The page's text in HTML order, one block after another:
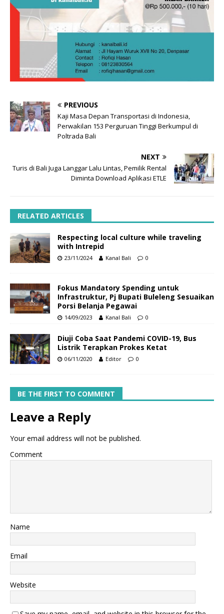
PREVIOUS
Kaji Masa Depan Transportasi di Indonesia,
Perwakilan 153 Perguruan Tinggi Berkumpul di
Poltrada Bali
NEXT
Turis di Bali Juga Langgar Lalu Lintas, Pemilik Rental
Diminta Download Aplikasi ETLE
RELATED ARTICLES
Respecting local culture while traveling
with Intrepid
23/11/2024 Kanal Bali 0
Fokus Mandatory Spending untuk
Infrastruktur, Pj Bupati Buleleng Sesuaikan
Porsi Belanja Pegawai
14/09/2023 Kanal Bali 0
Diuji Coba Saat Pandemi COVID-19, Bus
Listrik Terapkan Prokes Ketat
06/11/2020 Editor 0
BE THE FIRST TO COMMENT
Leave a Reply
Your email address will not be published.
Comment
Name
Email
Website